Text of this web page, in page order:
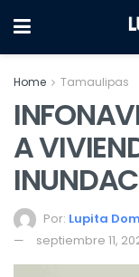
Home Tamaulipas
A
Por: Lupita
septiembre 11,